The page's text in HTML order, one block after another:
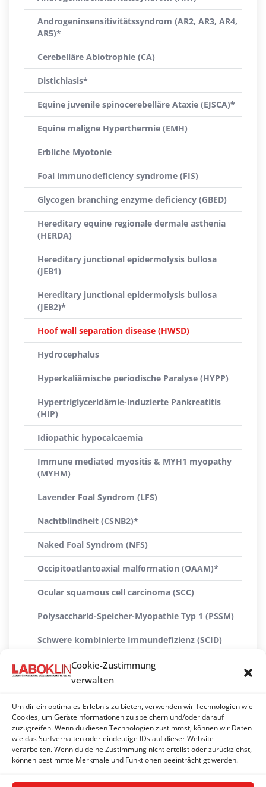
Cookie-Zustimmung
verwalten
Um dir ein optimales Erlebnis zu bieten, verwenden wir Technologien wie
Cookies, um Geräteinformationen zu speichern und/oder darauf
zuzugreifen. Wenn du diesen Technologien zustimmst, können wir Daten
wie das Surfverhalten oder eindeutige IDs auf dieser Website
verarbeiten. Wenn du deine Zustimmung nicht erteilst oder zurückziehst,
können bestimmte Merkmale und Funktionen beeinträchtigt werden.
Androgeninsensitivitätssyndrom (AR2, AR3, AR4,
AR5)*
Cerebelläre Abiotrophie (CA)
Distichiasis*
Equine juvenile spinocerebelläre Ataxie (EJSCA)*
Equine maligne Hyperthermie (EMH)
Erbliche Myotonie
Foal immunodeficiency syndrome (FIS)
Glycogen branching enzyme deficiency (GBED)
Hereditary equine regionale dermale asthenia
(HERDA)
Hereditary junctional epidermolysis bullosa
(JEB1)
Hereditary junctional epidermolysis bullosa
(JEB2)*
Hoof wall separation disease (HWSD)
Hydrocephalus
Hyperkaliämische periodische Paralyse (HYPP)
Hypertriglyceridämie-induzierte Pankreatitis
(HIP)
Idiopathic hypocalcaemia
Immune mediated myositis & MYH1 myopathy
(MYHM)
Lavender Foal Syndrom (LFS)
Nachtblindheit (CSNB2)*
Naked Foal Syndrom (NFS)
Occipitoatlantoaxial malformation (OAAM)*
Ocular squamous cell carcinoma (SCC)
Polysaccharid-Speicher-Myopathie Typ 1 (PSSM)
Schwere kombinierte Immundefizienz (SCID)
Skelettatavismus (SA)*
Tödlicher weißer Overodefekt (OLWS)
Warmblood fragile foal syndrome (WFFS)
Zwergwuchs
Zwergwuchs (ACAN, Chondrodysplasie)